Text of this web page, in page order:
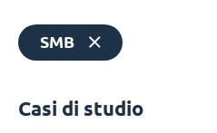
SMB
Casi di studio